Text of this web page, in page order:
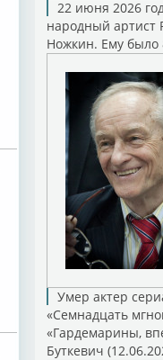
22 июня 2026
народный
Ножкин. Ему было
Умер актер
«Семнадцать
«Гардемарины,
Буткевич